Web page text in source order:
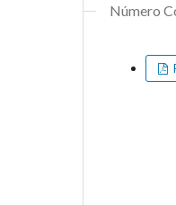
Número